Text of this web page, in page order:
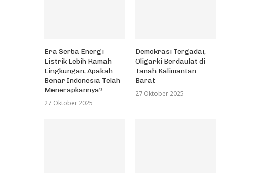
Era Serba Energi
Listrik Lebih Ramah
Lingkungan, Apakah
Benar Indonesia Telah
Menerapkannya?
27 Oktober 2025
Demokrasi Tergadai,
Oligarki Berdaulat di
Tanah Kalimantan
Barat
27 Oktober 2025